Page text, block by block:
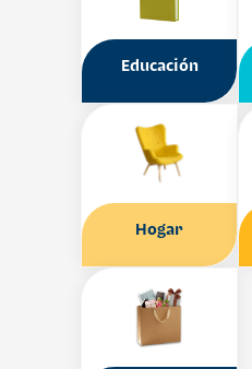
Educación
Hogar